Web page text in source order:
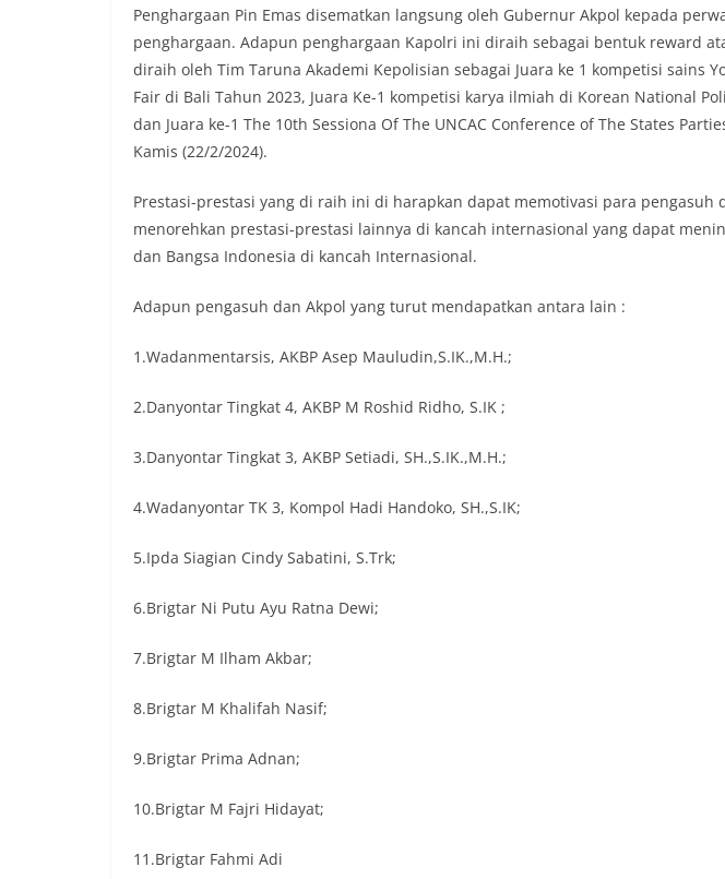
Penghargaan Pin Emas disematkan langsung oleh Gubernur Akpol kepada
penghargaan. Adapun penghargaan Kapolri ini diraih sebagai bentuk reward
diraih oleh Tim Taruna Akademi Kepolisian sebagai Juara ke 1 kompetisi sains
Fair di Bali Tahun 2023, Juara Ke-1 kompetisi karya ilmiah di Korean National
dan Juara ke-1 The 10th Sessiona Of The UNCAC Conference of The States
Kamis (22/2/2024).
Prestasi-prestasi yang di raih ini di harapkan dapat memotivasi para pengasuh
menorehkan prestasi-prestasi lainnya di kancah internasional yang dapat
dan Bangsa Indonesia di kancah Internasional.
Adapun pengasuh dan Akpol yang turut mendapatkan antara lain :
1.Wadanmentarsis, AKBP Asep Mauludin,S.IK.,M.H.;
2.Danyontar Tingkat 4, AKBP M Roshid Ridho, S.IK ;
3.Danyontar Tingkat 3, AKBP Setiadi, SH.,S.IK.,M.H.;
4.Wadanyontar TK 3, Kompol Hadi Handoko, SH.,S.IK;
5.Ipda Siagian Cindy Sabatini, S.Trk;
6.Brigtar Ni Putu Ayu Ratna Dewi;
7.Brigtar M Ilham Akbar;
8.Brigtar M Khalifah Nasif;
9.Brigtar Prima Adnan;
10.Brigtar M Fajri Hidayat;
11.Brigtar Fahmi Adi